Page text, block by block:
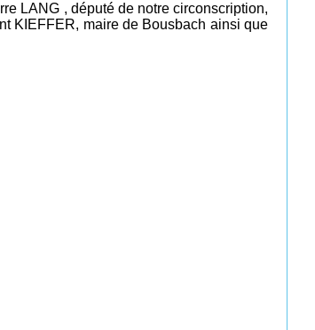
LANG , député de notre circonscription,
KIEFFER, maire de Bousbach ainsi que